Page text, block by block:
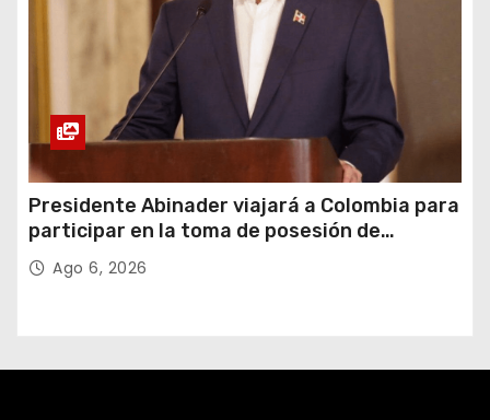
Presidente Abinader viajará a Colombia para
participar en la toma de posesión de
Abelardo de la Espriella
Ago 6, 2026